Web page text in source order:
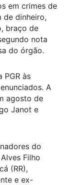
em crimes de
de dinheiro,
braço de
nota
do órgão.
PGR às
A
agosto de
Janot e
do
Filho
(RR),
e ex-